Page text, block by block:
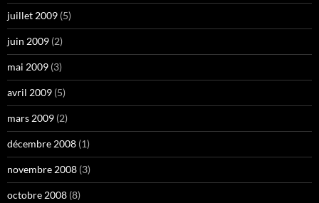
juillet 2009 (5)
juin 2009 (2)
mai 2009 (3)
avril 2009 (5)
mars 2009 (2)
décembre 2008 (1)
novembre 2008 (3)
octobre 2008 (8)